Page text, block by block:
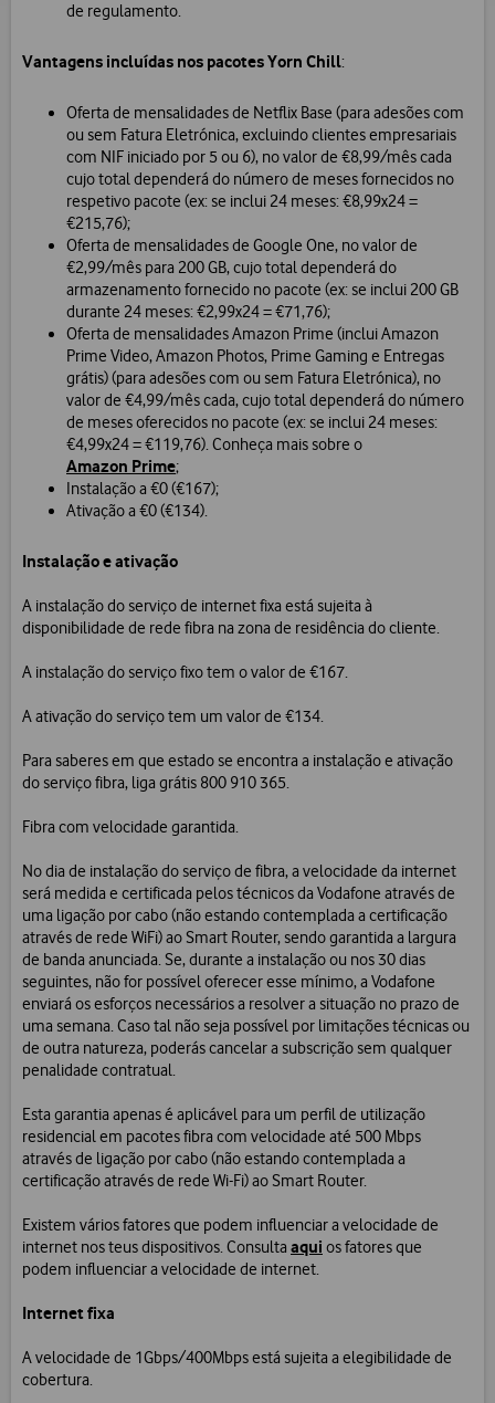
de regulamento.
Vantagens incluídas nos pacotes Yorn Chill:
Oferta de mensalidades de Netflix Base (para adesões com
ou sem Fatura Eletrónica, excluindo clientes empresariais
com NIF iniciado por 5 ou 6), no valor de €8,99/mês cada
cujo total dependerá do número de meses fornecidos no
respetivo pacote (ex: se inclui 24 meses: €8,99x24 =
€215,76);
Oferta de mensalidades de Google One, no valor de
€2,99/mês para 200 GB, cujo total dependerá do
armazenamento fornecido no pacote (ex: se inclui 200 GB
durante 24 meses: €2,99x24 = €71,76);
Oferta de mensalidades Amazon Prime (inclui Amazon
Prime Video, Amazon Photos, Prime Gaming e Entregas
grátis) (para adesões com ou sem Fatura Eletrónica), no
valor de €4,99/mês cada, cujo total dependerá do número
de meses oferecidos no pacote (ex: se inclui 24 meses:
€4,99x24 = €119,76). Conheça mais sobre o
Amazon Prime;
Instalação a €0 (€167);
Ativação a €0 (€134).
Instalação e ativação
A instalação do serviço de internet fixa está sujeita à
disponibilidade de rede fibra na zona de residência do cliente.
A instalação do serviço fixo tem o valor de €167.
A ativação do serviço tem um valor de €134.
Para saberes em que estado se encontra a instalação e ativação
do serviço fibra, liga grátis 800 910 365.
Fibra com velocidade garantida.
No dia de instalação do serviço de fibra, a velocidade da internet
será medida e certificada pelos técnicos da Vodafone através de
uma ligação por cabo (não estando contemplada a certificação
através de rede WiFi) ao Smart Router, sendo garantida a largura
de banda anunciada. Se, durante a instalação ou nos 30 dias
seguintes, não for possível oferecer esse mínimo, a Vodafone
enviará os esforços necessários a resolver a situação no prazo de
uma semana. Caso tal não seja possível por limitações técnicas ou
de outra natureza, poderás cancelar a subscrição sem qualquer
penalidade contratual.
Esta garantia apenas é aplicável para um perfil de utilização
residencial em pacotes fibra com velocidade até 500 Mbps
através de ligação por cabo (não estando contemplada a
certificação através de rede Wi-Fi) ao Smart Router.
Existem vários fatores que podem influenciar a velocidade de
internet nos teus dispositivos. Consulta aqui os fatores que
podem influenciar a velocidade de internet.
Internet fixa
A velocidade de 1Gbps/400Mbps está sujeita a elegibilidade de
cobertura.